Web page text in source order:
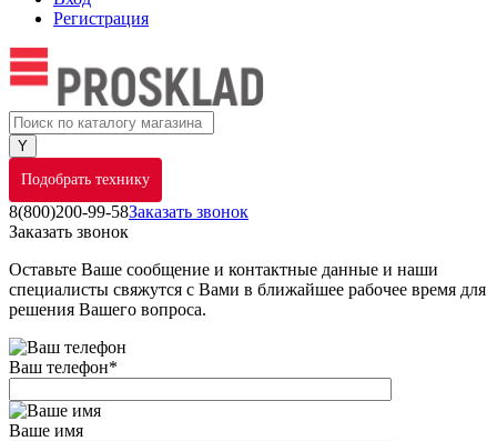
Регистрация
Подобрать технику
8(800)200-99-58Заказать звонок
Заказать звонок
Оставьте Ваше сообщение и контактные данные и наши
специалисты свяжутся с Вами в ближайшее рабочее время для
решения Вашего вопроса.
Ваш телефон*
Ваше имя